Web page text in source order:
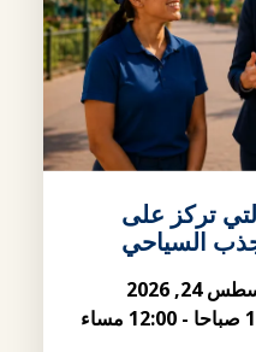
تركز على
السياحي
2026
-
12:00 مساء